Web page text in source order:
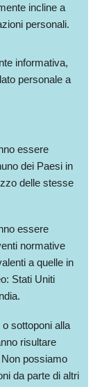
incline a
personali.
informativa,
personale a
essere
dei Paesi in
delle stesse
essere
normative
a quelle in
Stati Uniti
sottoponi alla
risultare
possiamo
da parte di altri